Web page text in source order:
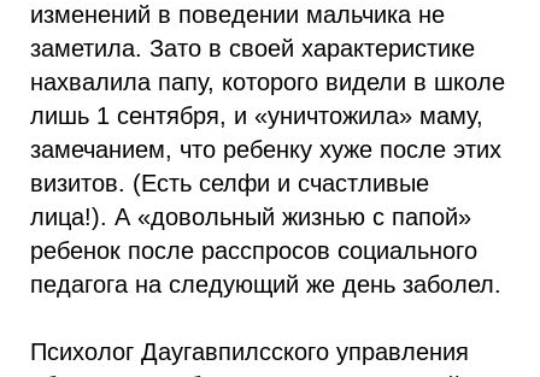
изменений в поведении мальчика не
заметила. Зато в своей характеристике
нахвалила папу, которого видели в школе
лишь 1 сентября, и «уничтожила» маму,
замечанием, что ребенку хуже после этих
визитов. (Есть селфи и счастливые
лица!). А «довольный жизнью с папой»
ребенок после расспросов социального
педагога на следующий же день заболел.
Психолог Даугавпилсского управления